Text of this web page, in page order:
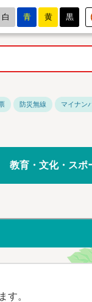
白 青 黄 黒
防災無線 マイナン
教育・文化・スポ
す。